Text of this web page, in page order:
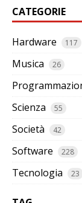
CATEGORIE
Hardware 117
Musica 26
Scienza 55
Società 42
Software 228
Tecnologia 23